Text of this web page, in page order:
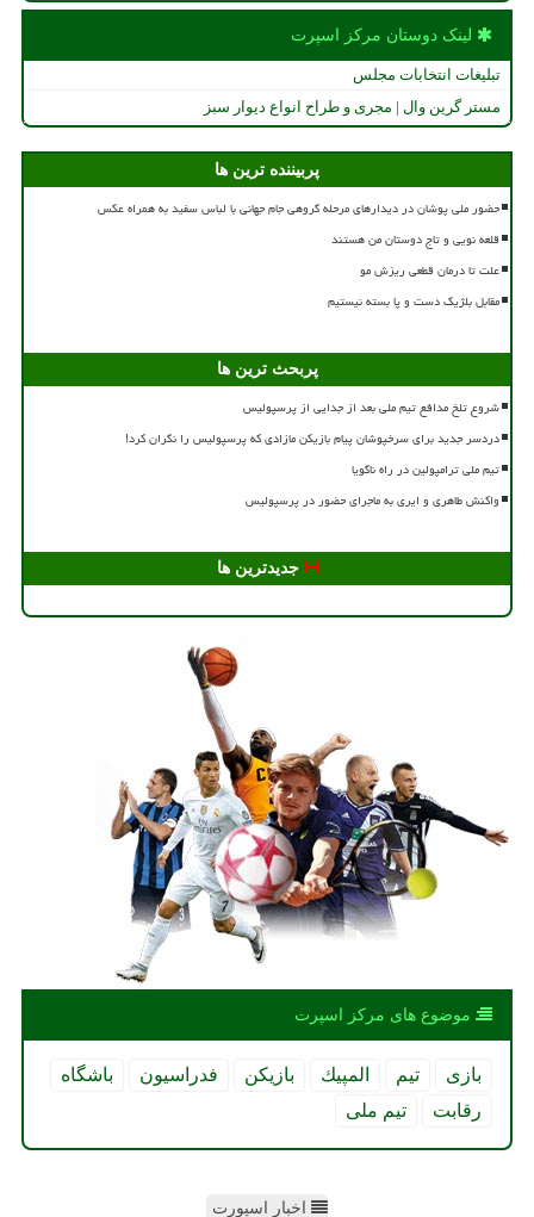
لینک دوستان مركز اسپرت
تبلیغات انتخابات مجلس
مستر گرین وال | مجری و طراح انواع دیوار سبز
پربیننده ترین ها
حضور ملی پوشان در دیدارهای مرحله گروهی جام جهانی با لباس سفید به همراه عکس
قلعه نویی و تاج دوستان من هستند
علت تا درمان قطعی ریزش مو
مقابل بلژیک دست و پا بسته نیستیم
پربحث ترین ها
شروع تلخ مدافع تیم ملی بعد از جدایی از پرسپولیس
دردسر جدید برای سرخپوشان پیام بازیکن مازادی که پرسپولیس را نگران کرد!
تیم ملی ترامپولین در راه ناگویا
واکنش طاهری و ایری به ماجرای حضور در پرسپولیس
جدیدترین ها
موضوع های مركز اسپرت
بازی تیم المپیك بازیكن فدراسیون
باشگاه
رقابت
تیم ملی
اخبار اسپورت